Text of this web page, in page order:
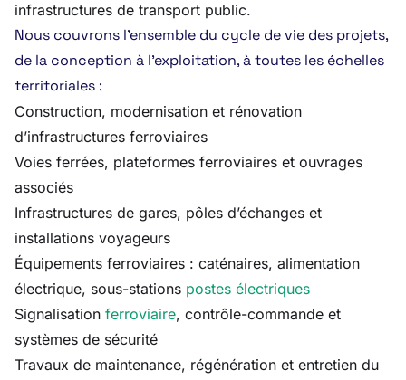
infrastructures de transport public.
Nous couvrons l’ensemble du cycle de vie des projets,
de la conception à l’exploitation, à toutes les échelles
territoriales :
Construction, modernisation et rénovation
d’infrastructures ferroviaires
Voies ferrées, plateformes ferroviaires et ouvrages
associés
Infrastructures de gares, pôles d’échanges et
installations voyageurs
Équipements ferroviaires : caténaires, alimentation
électrique, sous-stations postes électriques
Signalisation ferroviaire, contrôle-commande et
systèmes de sécurité
Travaux de maintenance, régénération et entretien du